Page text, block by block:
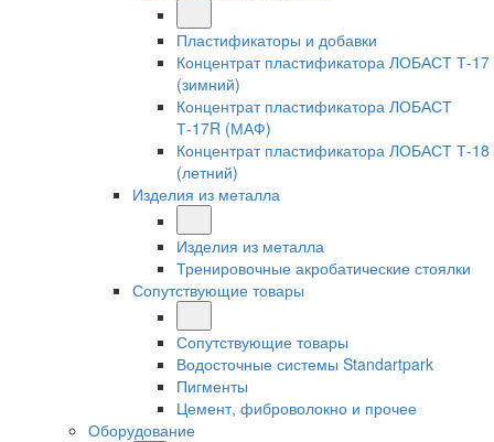
Пластификаторы и добавки
Концентрат пластификатора ЛОБАСТ Т-17
(зимний)
Концентрат пластификатора ЛОБАСТ
Т-17R (МАФ)
Концентрат пластификатора ЛОБАСТ Т-18
(летний)
Изделия из металла
Изделия из металла
Тренировочные акробатические стоялки
Сопутствующие товары
Сопутствующие товары
Водосточные системы Standartpark
Пигменты
Цемент, фиброволокно и прочее
Оборудование